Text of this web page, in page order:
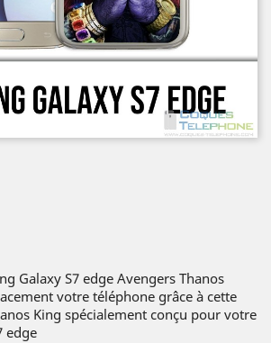
Galaxy S7 edge Avengers Thanos
votre téléphone grâce à cette
King spécialement conçu pour votre
edge